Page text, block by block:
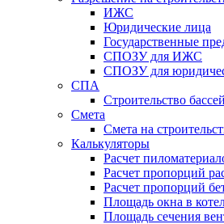
ИЖС
Юридические лица
Государственные
СПОЗУ для ИЖС
СПОЗУ для
СПА
Строительство
Смета
Смета на
Калькуляторы
Расчет
Расчет пропорций
Расчет пропорций
Площадь окна в
Площадь сечения